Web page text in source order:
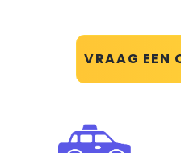
VRAAG EEN